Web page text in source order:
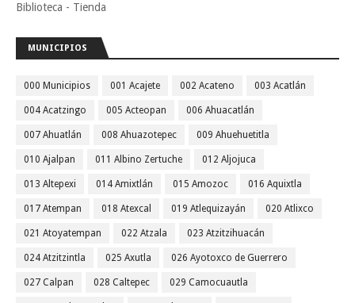
Biblioteca - Tienda
MUNICIPIOS
000 Municipios 001 Acajete 002 Acateno 003 Acatlán
004 Acatzingo 005 Acteopan 006 Ahuacatlán
007 Ahuatlán 008 Ahuazotepec 009 Ahuehuetitla
010 Ajalpan 011 Albino Zertuche 012 Aljojuca
013 Altepexi 014 Amixtlán 015 Amozoc 016 Aquixtla
017 Atempan 018 Atexcal 019 Atlequizayán 020 Atlixco
021 Atoyatempan 022 Atzala 023 Atzitzihuacán
024 Atzitzintla 025 Axutla 026 Ayotoxco de Guerrero
027 Calpan 028 Caltepec 029 Camocuautla